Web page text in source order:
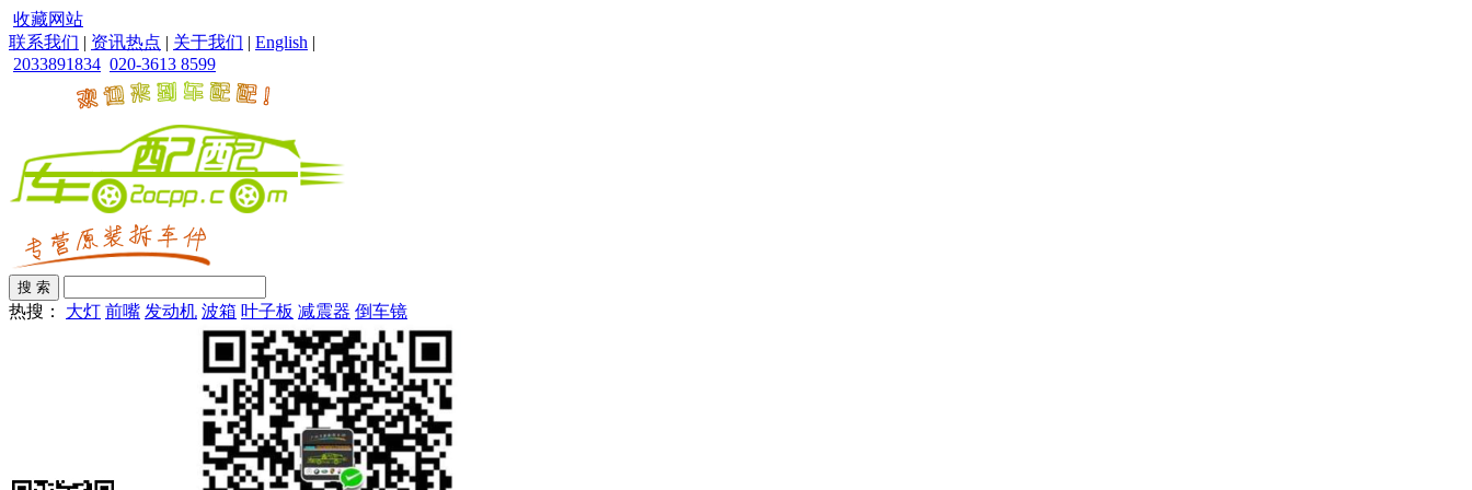
收藏网站
联系我们 | 资讯热点 | 关于我们 | English |
2033891834 020-3613 8599
热搜： 大灯 前嘴 发动机 波箱 叶子板 减震器 倒车镜